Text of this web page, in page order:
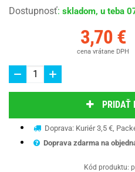
Dostupnosť: skladom, u teba
3,70 €
cena vrátane DPH
PRIDAŤ
Doprava: Kuriér 3,5 €,
Doprava zdarma na
Kód produktu: